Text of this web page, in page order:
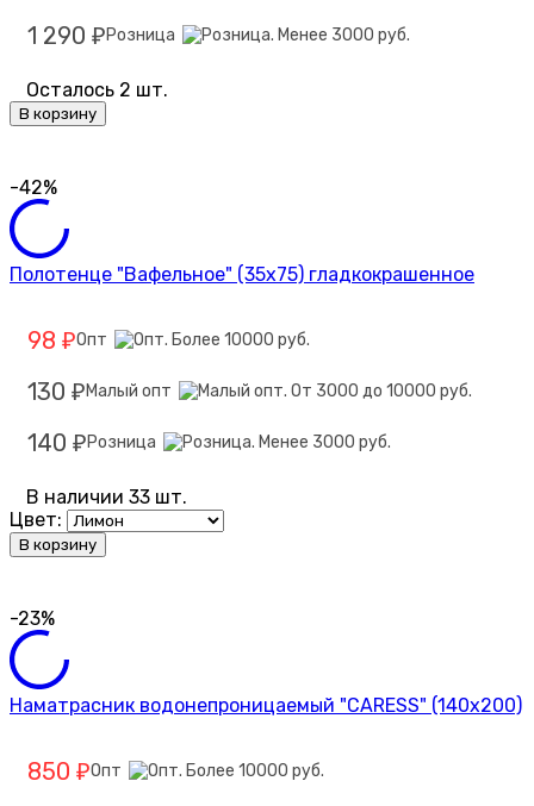
1 290 ₽ Розница
Осталось 2 шт.
В корзину
-42%
Полотенце "Вафельное" (35х75) гладкокрашенное
98 ₽Опт
130 ₽ Малый опт
140 ₽ Розница
В наличии 33 шт.
Цвет:
В корзину
-23%
Наматрасник водонепроницаемый "CARESS" (140x200)
850 ₽Опт